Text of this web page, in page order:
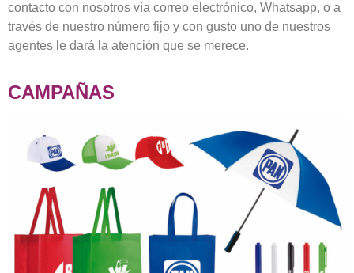
contacto con nosotros vía correo electrónico, Whatsapp, o a
través de nuestro número fijo y con gusto uno de nuestros
agentes le dará la atención que se merece.
CAMPAÑAS